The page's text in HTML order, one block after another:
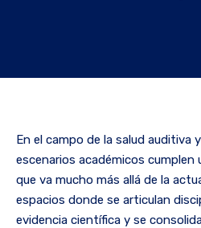
En el campo de la salud auditiva
escenarios académicos
que va mucho más allá de la
espacios donde se articulan
evidencia científica y se